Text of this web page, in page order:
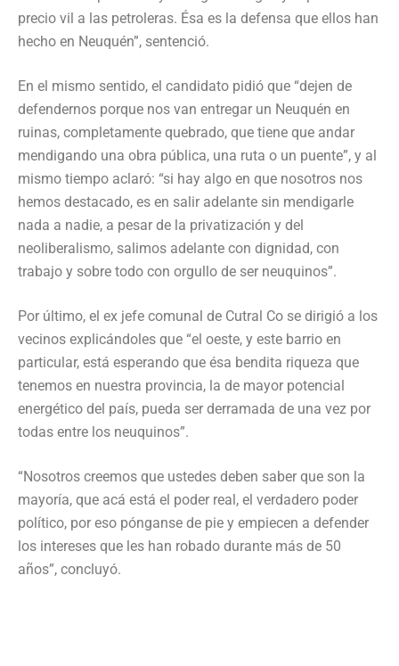
precio vil a las petroleras. Ésa es la defensa que ellos han
hecho en Neuquén”, sentenció.
En el mismo sentido, el candidato pidió que “dejen de
defendernos porque nos van entregar un Neuquén en
ruinas, completamente quebrado, que tiene que andar
mendigando una obra pública, una ruta o un puente”, y al
mismo tiempo aclaró: “si hay algo en que nosotros nos
hemos destacado, es en salir adelante sin mendigarle
nada a nadie, a pesar de la privatización y del
neoliberalismo, salimos adelante con dignidad, con
trabajo y sobre todo con orgullo de ser neuquinos”.
Por último, el ex jefe comunal de Cutral Co se dirigió a los
vecinos explicándoles que “el oeste, y este barrio en
particular, está esperando que ésa bendita riqueza que
tenemos en nuestra provincia, la de mayor potencial
energético del país, pueda ser derramada de una vez por
todas entre los neuquinos”.
“Nosotros creemos que ustedes deben saber que son la
mayoría, que acá está el poder real, el verdadero poder
político, por eso pónganse de pie y empiecen a defender
los intereses que les han robado durante más de 50
años”, concluyó.